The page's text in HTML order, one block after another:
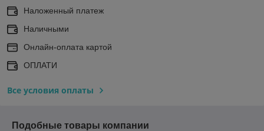
Наложенный платеж
Наличными
Онлайн-оплата картой
ОПЛАТИ
Все условия оплаты
Подобные товары компании